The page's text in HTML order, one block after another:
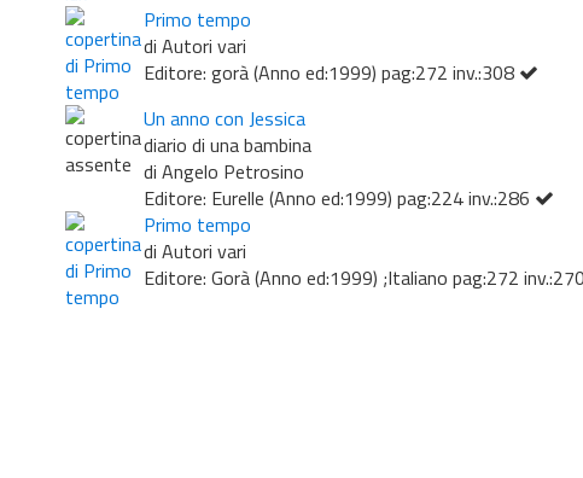
Primo tempo
di Autori vari
Editore: gorà (Anno ed:1999) pag:272 inv.:308
Un anno con Jessica
diario di una bambina
di Angelo Petrosino
Editore: Eurelle (Anno ed:1999) pag:224 inv.:286
Primo tempo
di Autori vari
Editore: Gorà (Anno ed:1999) ;Italiano pag:272 inv.:270